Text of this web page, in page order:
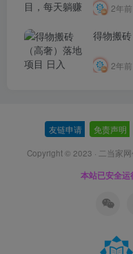
2年前
2年前
友链申请 免责声明
Copyright © 2023 · 二当家
本站已安全运